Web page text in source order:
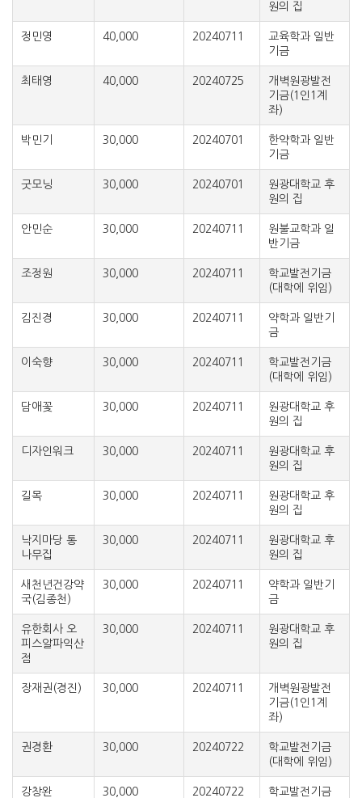
원의 집
정민영 40,000 20240711
교육학과 일반
기금
최태영 40,000 20240725
개벽원광발전
기금(1인1계
좌)
박민기 30,000 20240701
한약학과 일반
기금
굿모닝 30,000 20240701
원광대학교 후
원의 집
안민순 30,000 20240711
원불교학과 일
반기금
조정원 30,000 20240711
학교발전기금
(대학에 위임)
김진경 30,000 20240711
약학과 일반기
금
이숙향 30,000 20240711
학교발전기금
(대학에 위임)
담애꽃 30,000 20240711
원광대학교 후
원의 집
디자인워크 30,000 20240711
원광대학교 후
원의 집
길목 30,000 20240711
원광대학교 후
원의 집
낙지마당 통
나무집
30,000 20240711
원광대학교 후
원의 집
새천년건강약
국(김종천)
30,000 20240711
약학과 일반기
금
유한회사 오
피스알파익산
점
30,000 20240711
원광대학교 후
원의 집
장재권(경진) 30,000 20240711
개벽원광발전
기금(1인1계
좌)
권경환 30,000 20240722
학교발전기금
(대학에 위임)
강창완 30,000 20240722
학교발전기금